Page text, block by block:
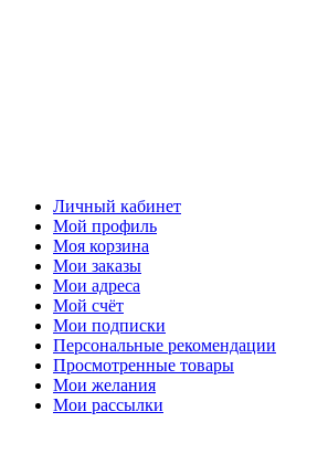
Личный кабинет
Мой профиль
Моя корзина
Мои заказы
Мои адреса
Мой счёт
Мои подписки
Персональные рекомендации
Просмотренные товары
Мои желания
Мои рассылки